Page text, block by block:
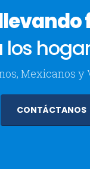
los
Mexicanos y
CONTÁCTANOS